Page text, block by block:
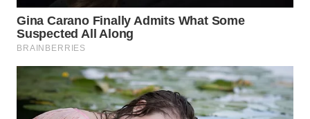
WAHANA
SELEB
WAHANA
PERSONA